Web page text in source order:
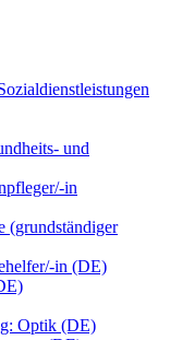
und
in
(grundständiger
in (DE)
Optik (DE)